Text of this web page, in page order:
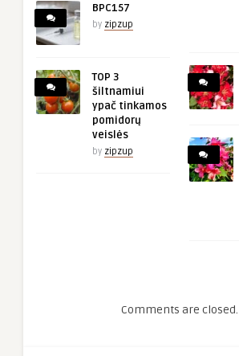
BPC157
by zipzup
TOP 3
šiltnamiui
ypač tinkamos
pomidorų
veislės
by zipzup
Comments are closed.